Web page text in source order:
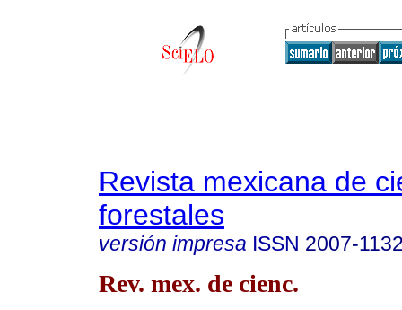
Revista mexicana de
forestales
versión impresa ISSN 2007-
Rev. mex. de cienc.